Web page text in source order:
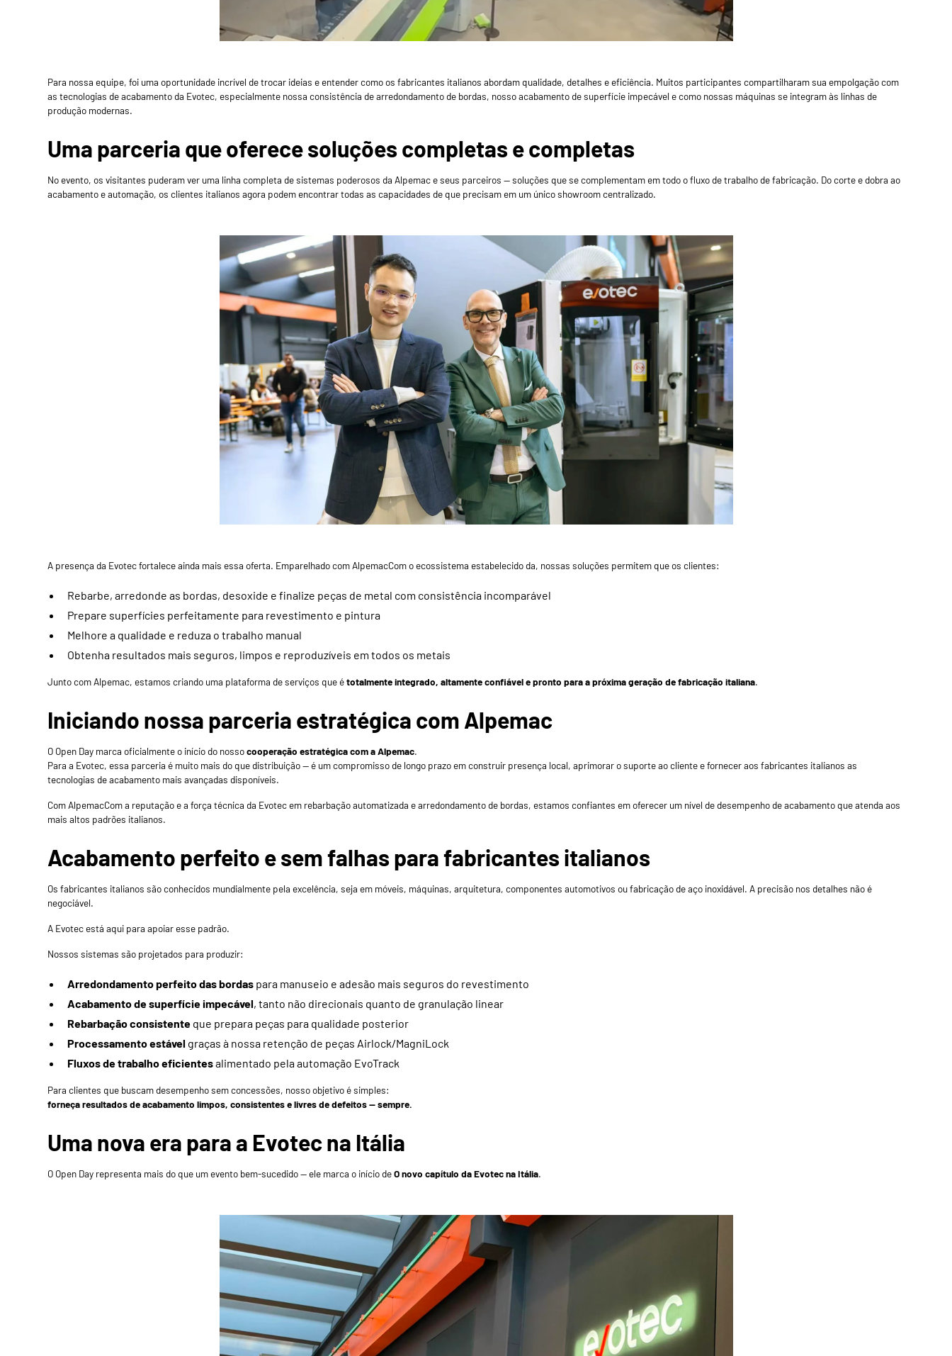
Para nossa equipe, foi uma oportunidade incrível de trocar ideias e entender como os fabricantes italianos abordam qualidade, detalhes e eficiência. Muitos participantes compartilharam sua empolgação com
as tecnologias de acabamento da Evotec, especialmente nossa consistência de arredondamento de bordas, nosso acabamento de superfície impecável e como nossas máquinas se integram às linhas de
produção modernas.
Uma parceria que oferece soluções completas e completas
No evento, os visitantes puderam ver uma linha completa de sistemas poderosos daAlpemace seus parceiros — soluções que se complementam em todo o fluxo de trabalho de fabricação. Do corte e dobra ao
acabamento e automação, os clientes italianos agora podem encontrar todas as capacidades de que precisam em um único showroom centralizado.
A presença da Evotec fortalece ainda mais essa oferta. Emparelhado comAlpemacCom o ecossistema estabelecido da, nossas soluções permitem que os clientes:
Rebarbe, arredonde as bordas, desoxide e finalize peças de metal com consistência incomparável
Prepare superfícies perfeitamente para revestimento e pintura
Melhore a qualidade e reduza o trabalho manual
Obtenha resultados mais seguros, limpos e reproduzíveis em todos os metais
Junto comAlpemac, estamos criando uma plataforma de serviços que étotalmente integrado, altamente confiável e pronto para a próxima geração de fabricação italiana.
Iniciando nossa parceria estratégica com Alpemac
O Open Day marca oficialmente o início do nossocooperação estratégica com a Alpemac.
Para a Evotec, essa parceria é muito mais do que distribuição — é um compromisso de longo prazo em construir presença local, aprimorar o suporte ao cliente e fornecer aos fabricantes italianos as
tecnologias de acabamento mais avançadas disponíveis.
ComAlpemacCom a reputação e a força técnica da Evotec em rebarbação automatizada e arredondamento de bordas, estamos confiantes em oferecer um nível de desempenho de acabamento que atenda aos
mais altos padrões italianos.
Acabamento perfeito e sem falhas para fabricantes italianos
Os fabricantes italianos são conhecidos mundialmente pela excelência, seja em móveis, máquinas, arquitetura, componentes automotivos ou fabricação de aço inoxidável. A precisão nos detalhes não é
negociável.
A Evotec está aqui para apoiar esse padrão.
Nossos sistemas são projetados para produzir:
Arredondamento perfeito das bordas para manuseio e adesão mais seguros do revestimento
Acabamento de superfície impecável, tanto não direcionais quanto de granulação linear
Rebarbação consistente que prepara peças para qualidade posterior
Processamento estável graças à nossa retenção de peças Airlock/MagniLock
Fluxos de trabalho eficientesalimentado pela automação EvoTrack
Para clientes que buscam desempenho sem concessões, nosso objetivo é simples:
forneça resultados de acabamento limpos, consistentes e livres de defeitos — sempre.
Uma nova era para a Evotec na Itália
O Open Day representa mais do que um evento bem-sucedido — ele marca o início deO novo capítulo da Evotec na Itália.